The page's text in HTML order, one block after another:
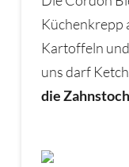
Küchenkrepp
Kartoffeln
uns darf
die